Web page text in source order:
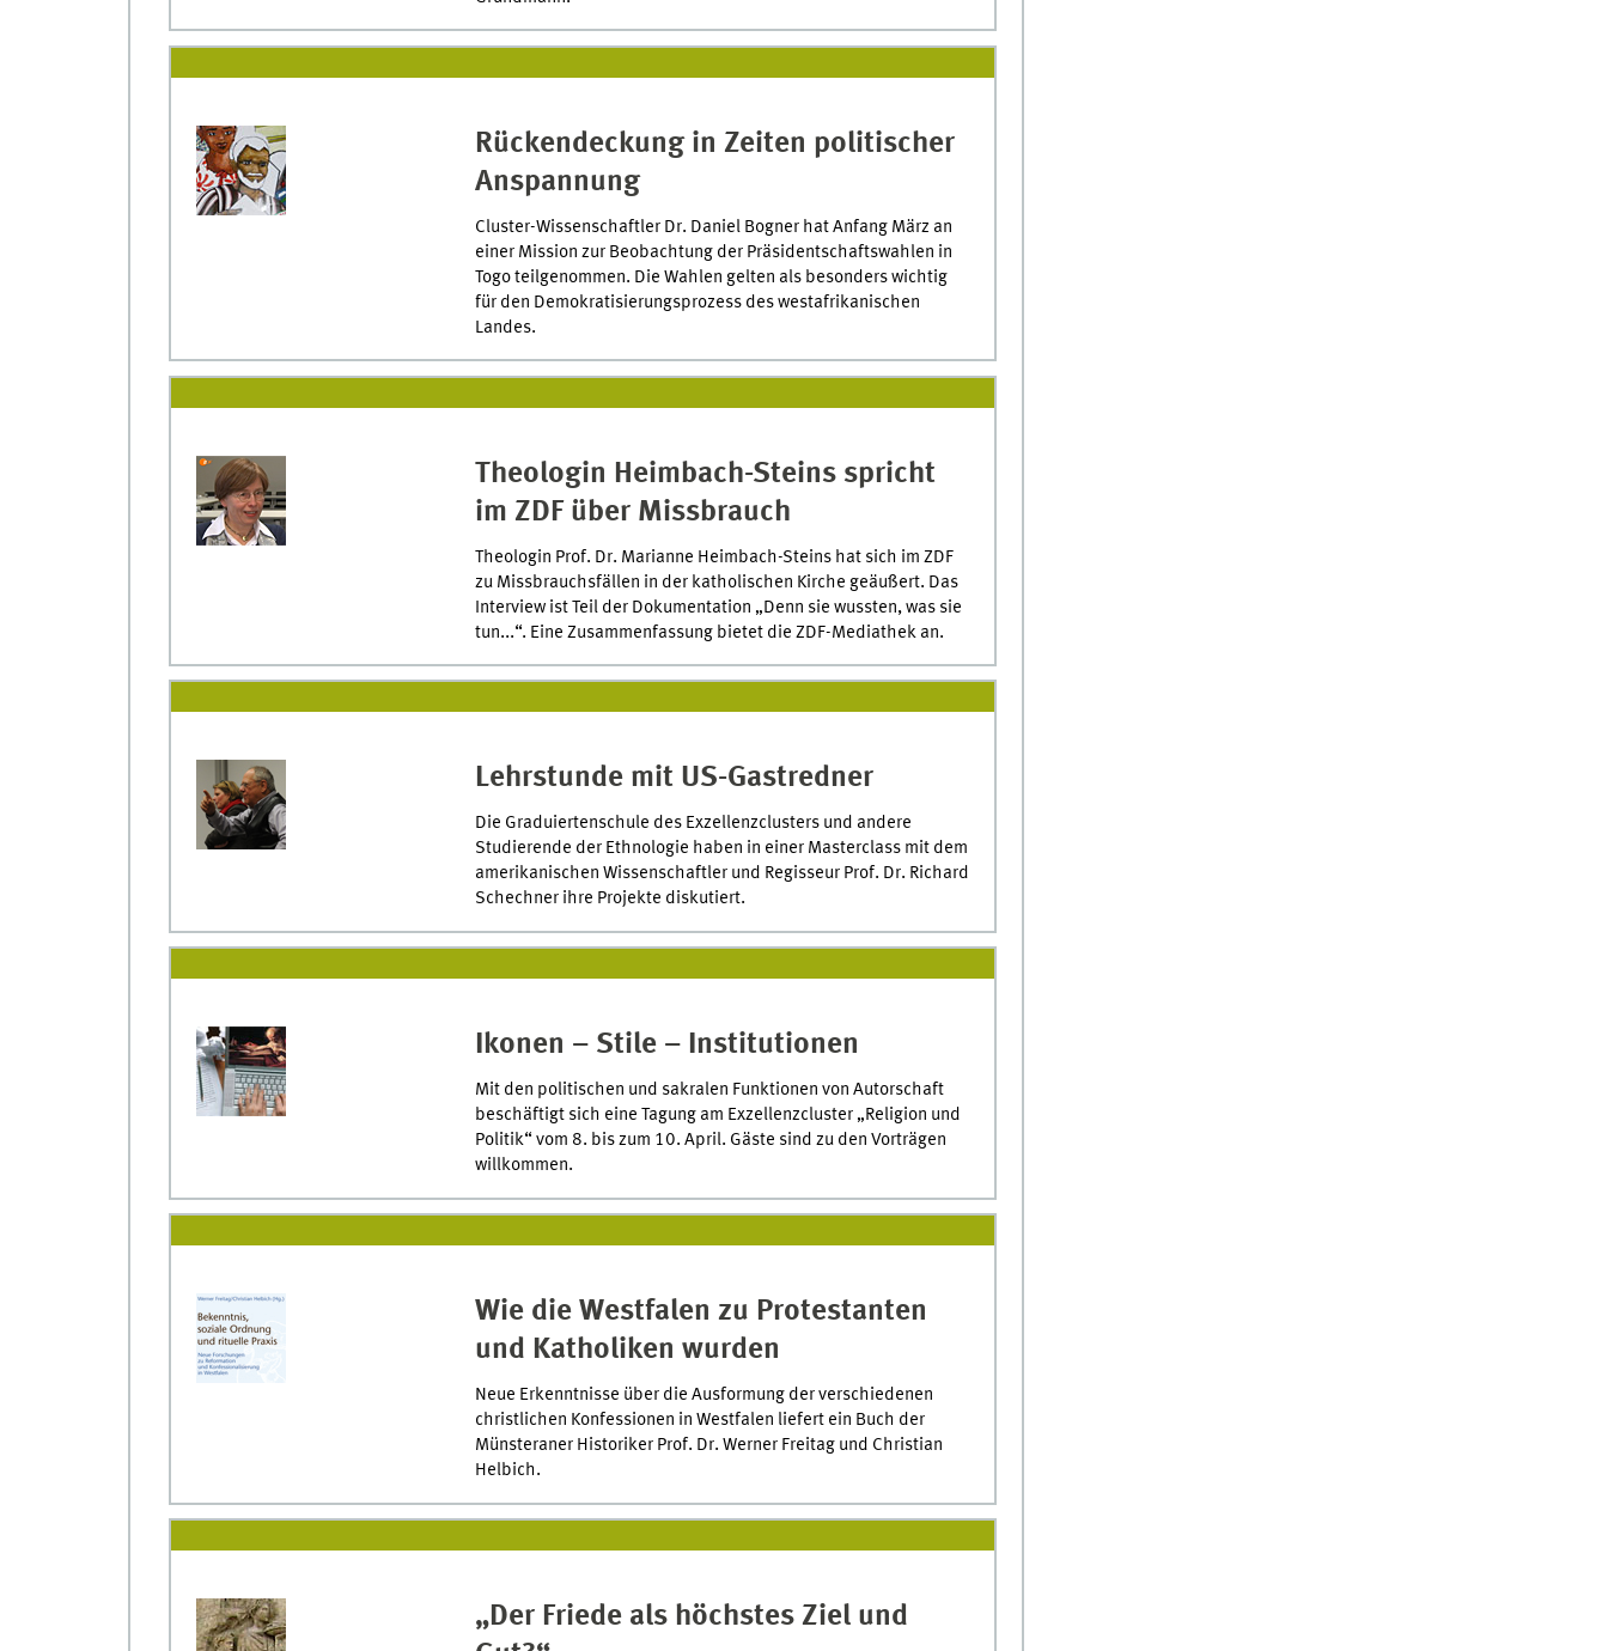
Rückendeckung in Zeiten politischer
Anspannung
Cluster-Wissenschaftler Dr. Daniel Bogner hat Anfang März an
einer Mission zur Beobachtung der Präsidentschaftswahlen in
Togo teilgenommen. Die Wahlen gelten als besonders wichtig
für den Demokratisierungsprozess des westafrikanischen
Landes.
Theologin Heimbach-Steins spricht
im ZDF über Missbrauch
Theologin Prof. Dr. Marianne Heimbach-Steins hat sich im ZDF
zu Missbrauchsfällen in der katholischen Kirche geäußert. Das
Interview ist Teil der Dokumentation „Denn sie wussten, was sie
tun...“. Eine Zusammenfassung bietet die ZDF-Mediathek an.
Lehrstunde mit US-Gastredner
Die Graduiertenschule des Exzellenzclusters und andere
Studierende der Ethnologie haben in einer Masterclass mit dem
amerikanischen Wissenschaftler und Regisseur Prof. Dr. Richard
Schechner ihre Projekte diskutiert.
Ikonen – Stile – Institutionen
Mit den politischen und sakralen Funktionen von Autorschaft
beschäftigt sich eine Tagung am Exzellenzcluster „Religion und
Politik“ vom 8. bis zum 10. April. Gäste sind zu den Vorträgen
willkommen.
Wie die Westfalen zu Protestanten
und Katholiken wurden
Neue Erkenntnisse über die Ausformung der verschiedenen
christlichen Konfessionen in Westfalen liefert ein Buch der
Münsteraner Historiker Prof. Dr. Werner Freitag und Christian
Helbich.
„Der Friede als höchstes Ziel und